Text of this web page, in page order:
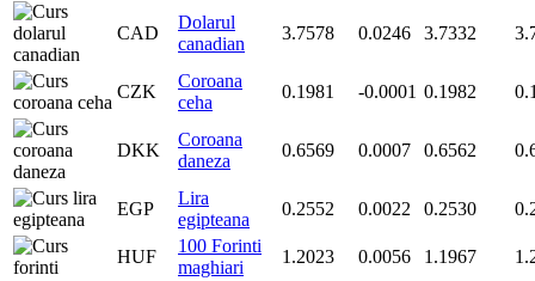
CAD
Dolarul
canadian
3.7578 0.0246 3.7332
CZK
Coroana
ceha
0.1981 -0.0001 0.1982
DKK
Coroana
daneza
0.6569 0.0007 0.6562
EGP
Lira
egipteana
0.2552 0.0022 0.2530
HUF
100 Forinti
maghiari
1.2023 0.0056 1.1967